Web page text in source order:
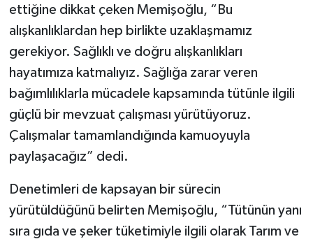
ettiğine dikkat çeken Memişoğlu, “Bu
alışkanlıklardan hep birlikte uzaklaşmamız
gerekiyor. Sağlıklı ve doğru alışkanlıkları
hayatımıza katmalıyız. Sağlığa zarar veren
bağımlılıklarla mücadele kapsamında tütünle ilgili
güçlü bir mevzuat çalışması yürütüyoruz.
Çalışmalar tamamlandığında kamuoyuyla
paylaşacağız” dedi.
Denetimleri de kapsayan bir sürecin
yürütüldüğünü belirten Memişoğlu, “Tütünün yanı
sıra gıda ve şeker tüketimiyle ilgili olarak Tarım ve